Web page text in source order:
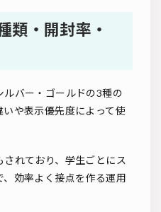
類・開封率・
バー・ゴールドの3種の
や表示優先度によって使
れており、学生ごとにス
効率よく接点を作る運用